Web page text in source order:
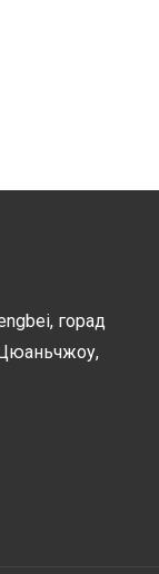
горад
Цюаньчжоу,